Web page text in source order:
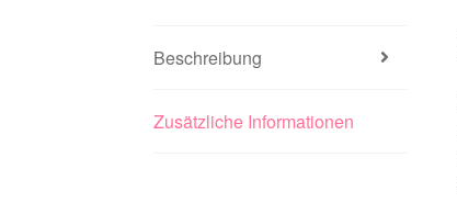
Beschreibung
Zusätzliche Informationen